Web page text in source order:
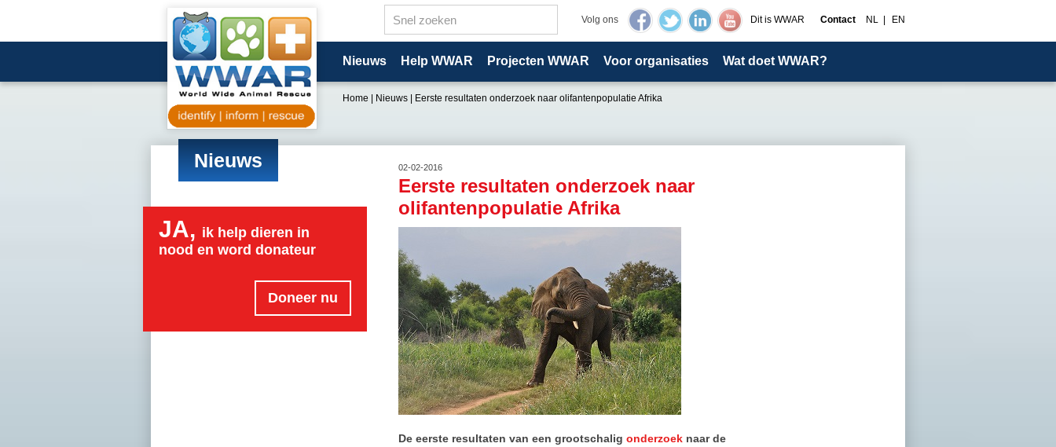
NL EN
Dit is WWAR Contact
Volg ons
Nieuws Help WWAR Projecten WWAR Voor organisaties Wat doet WWAR?
Home Nieuws Eerste resultaten onderzoek naar olifantenpopulatie Afrika
Nieuws
JA, ik help dieren in
nood en word donateur
Doneer nu
02-02-2016
Eerste resultaten onderzoek naar
olifantenpopulatie Afrika
De eerste resultaten van een grootschalig onderzoek naar de